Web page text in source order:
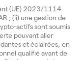
(UE) 2023/1114
; (ii) une gestion de
actifs sont soumis
pouvant aller
et éclairées, en
qualifié avant de